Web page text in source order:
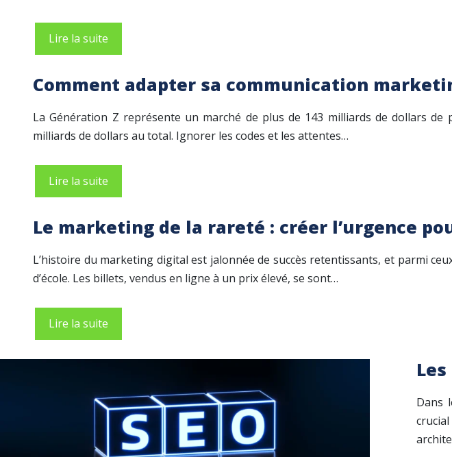
Lire la suite
Comment adapter sa communication
La Génération Z représente un marché de plus de 143 milliards de dollars
milliards de dollars au total. Ignorer les codes et les attentes…
Lire la suite
Le marketing de la rareté : créer l’urgence
L’histoire du marketing digital est jalonnée de succès retentissants, et parmi
d’école. Les billets, vendus en ligne à un prix élevé, se sont…
Lire la suite
Dans